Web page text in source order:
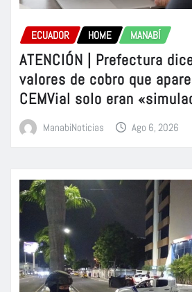
ECUADOR HOME MANABÍ
ATENCIÓN | Prefectura
valores de cobro que
CEMVial solo eran
ManabiNoticias Ago 6, 2026